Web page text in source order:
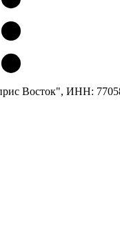
Восток", ИНН: